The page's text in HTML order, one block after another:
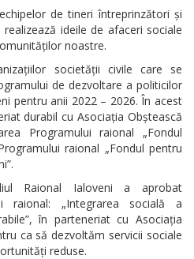
de tineri întreprinzători și
ideile de afaceri sociale
noastre.
societății civile care se
de dezvoltare a politicilor
pentru anii 2022 – 2026. În acest
durabil cu Asociația Obștească
Programului raional „Fondul
raional „Fondul pentru
Raional Ialoveni a aprobat
raional: „Integrarea socială a
în parteneriat cu Asociația
ca să dezvoltăm servicii sociale
reduse.